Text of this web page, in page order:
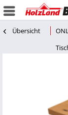
Übersicht